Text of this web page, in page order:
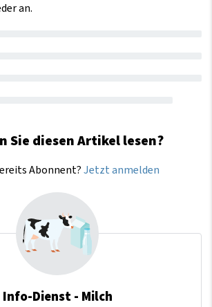
an.
Sie diesen Artikel lesen?
Abonnent?Jetzt anmelden
Info-Dienst - Milch